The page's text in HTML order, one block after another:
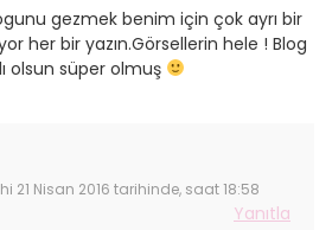
gezmek benim için çok ayrı bir
her bir yazın.Görsellerin hele ! Blog
olsun süper olmuş
21 Nisan 2016 tarihinde, saat 18:58
Yanıtla